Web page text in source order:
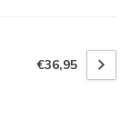
€36,95